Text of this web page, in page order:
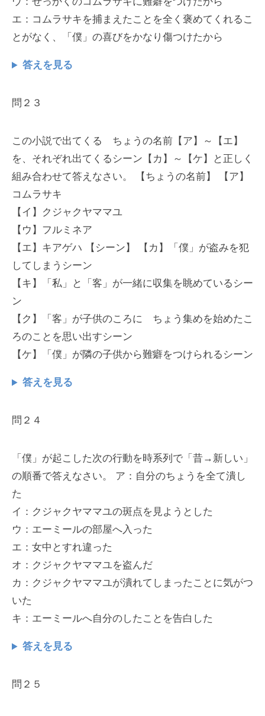
エ：コムラサキを捕まえたことを全く褒めてくれるこ
とがなく、「僕」の喜びをかなり傷つけたから
答えを見る
問２３
この小説で出てくる ちょうの名前【ア】～【エ】
を、それぞれ出てくるシーン【カ】～【ケ】と正しく
組み合わせて答えなさい。 【ちょうの名前】 【ア】
コムラサキ
【イ】クジャクヤママユ
【ウ】フルミネア
【エ】キアゲハ 【シーン】 【カ】「僕」が盗みを犯
してしまうシーン
【キ】「私」と「客」が一緒に収集を眺めているシー
ン
【ク】「客」が子供のころに ちょう集めを始めたこ
ろのことを思い出すシーン
【ケ】「僕」が隣の子供から難癖をつけられるシーン
答えを見る
問２４
「僕」が起こした次の行動を時系列で「昔→新しい」
の順番で答えなさい。 ア：自分のちょうを全て潰し
た
イ：クジャクヤママユの斑点を見ようとした
ウ：エーミールの部屋へ入った
エ：女中とすれ違った
オ：クジャクヤママユを盗んだ
カ：クジャクヤママユが潰れてしまったことに気がつ
いた
キ：エーミールへ自分のしたことを告白した
答えを見る
問２５